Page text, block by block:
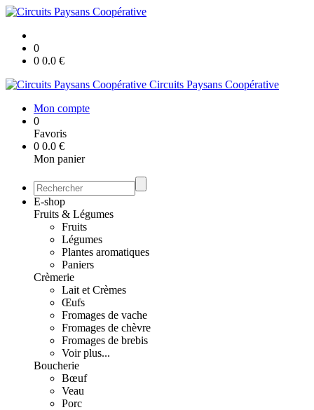
0
0 0.0 €
Circuits Paysans Coopérative
Mon compte
0
Favoris
0 0.0 €
Mon panier
E-shop
Fruits & Légumes
Fruits
Légumes
Plantes aromatiques
Paniers
Crèmerie
Lait et Crèmes
Œufs
Fromages de vache
Fromages de chèvre
Fromages de brebis
Voir plus...
Boucherie
Bœuf
Veau
Porc